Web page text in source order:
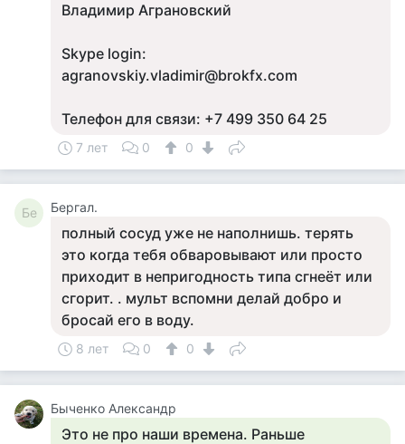
Владимир Аграновский
Skype login:
agranovskiy.vladimir@brokfx.com
Телефон для связи: +7 499 350 64 25
7 лет 0 0
Бе Бергал.
полный сосуд уже не наполнишь. терять
это когда тебя обваровывают или просто
приходит в непригодность типа сгнеёт или
сгорит. . мульт вспомни делай добро и
бросай его в воду.
8 лет 0 0
Быченко Александр
Это не про наши времена. Раньше